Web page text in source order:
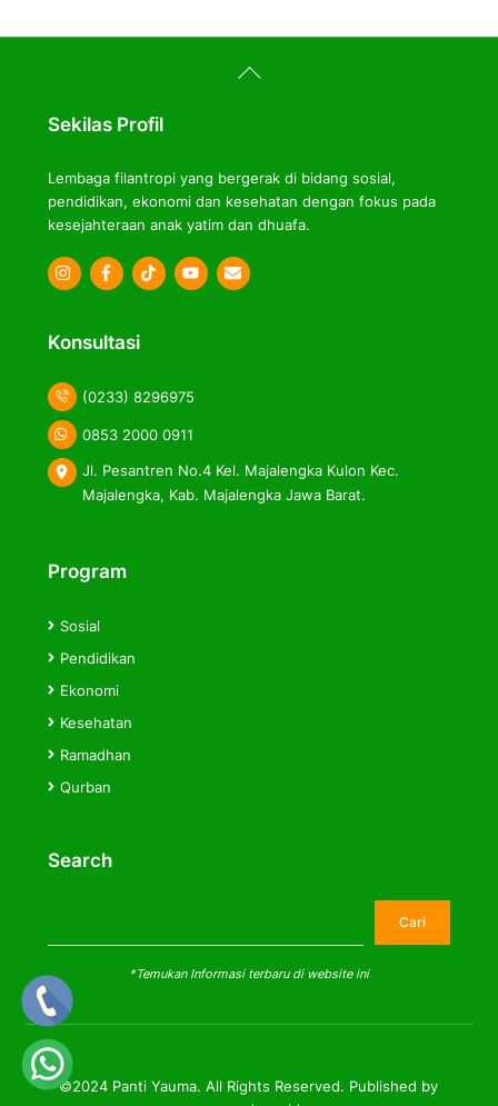
Back
To
Sekilas Profil
Lembaga filantropi yang bergerak di bidang sosial,
pendidikan, ekonomi dan kesehatan dengan fokus pada
kesejahteraan anak yatim dan dhuafa.
Icon
Icon
Icon
Konsultasi
(0233) 8296975
0853 2000 0911
Jl. Pesantren No.4 Kel. Majalengka Kulon Kec.
Majalengka, Kab. Majalengka Jawa Barat.
Program
Sosial
Pendidikan
Ekonomi
Kesehatan
Ramadhan
Qurban
Search
Cari
*Temukan Informasi terbaru di website ini
©2024 Panti Yauma. All Rights Reserved. Published by